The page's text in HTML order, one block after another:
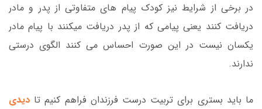
در برخی از شرایط نیز کودک پیام های متفاوتی از پدر و مادر
دریافت کنند یعنی پیامی که از پدر دریافت میکنند با پیام مادر
یکسان نیست در این صورت احساس می کنند الگوی درستی
ندارند.
ما باید بستری برای تربیت درست فرزندان فراهم کنیم تا دیدی